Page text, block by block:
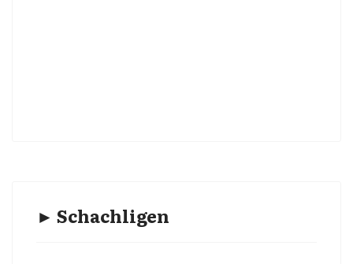
► Schachligen